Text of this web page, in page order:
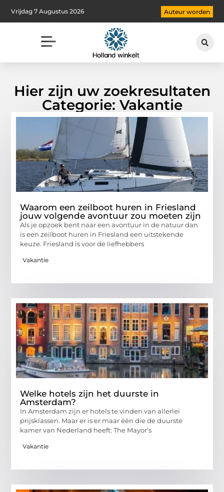
Vrijdag 7 Augustus 2026 Auteur worden
Hier zijn uw zoekresultaten
Categorie: Vakantie
Waarom een zeilboot huren in Friesland
jouw volgende avontuur zou moeten zijn
Als je opzoek bent naar een avontuur in de natuur dan
is een zeilboot huren in Friesland een uitstekende
keuze. Friesland is voor de liefhebbers
Vakantie
Welke hotels zijn het duurste in
Amsterdam?
In Amsterdam zijn er hotels te vinden van allerlei
prijsklassen. Maar er is er maar één die de duurste
kamer van Nederland heeft: The Mayor’s
Vakantie